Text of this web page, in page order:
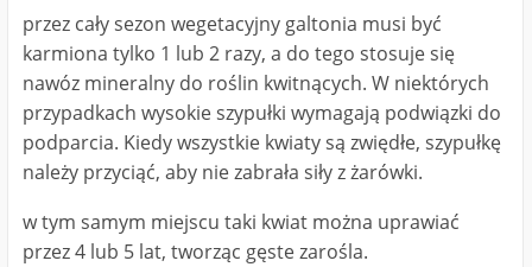
przez cały sezon wegetacyjny galtonia musi być
karmiona tylko 1 lub 2 razy, a do tego stosuje się
nawóz mineralny do roślin kwitnących. W niektórych
przypadkach wysokie szypułki wymagają podwiązki do
podparcia. Kiedy wszystkie kwiaty są zwiędłe, szypułkę
należy przyciąć, aby nie zabrała siły z żarówki.
w tym samym miejscu taki kwiat można uprawiać
przez 4 lub 5 lat, tworząc gęste zarośla.